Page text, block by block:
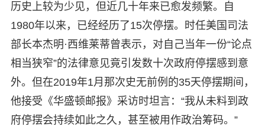
历史上较为少见，但近几十年来已愈发频繁。自
1980年以来，已经经历了15次停摆。时任美国司法
部长本杰明·西维莱蒂曾表示，对自己当年一份“论点
相当狭窄”的法律意见竟引发数十次政府停摆感到意
外。但在2019年1月那次史无前例的35天停摆期间，
他接受《华盛顿邮报》采访时坦言：“我从未料到政
府停摆会持续如此之久，甚至被用作政治筹码。”